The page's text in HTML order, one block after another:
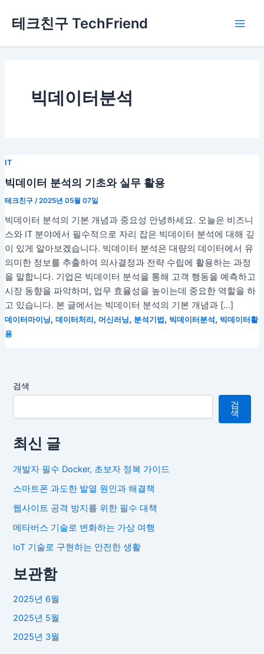
로
테크친구 TechFriend
빅데이터분석
IT
빅데이터 분석의 기초와 실무 활용
테크친구 /2025년 05월 07일
빅데이터 분석의 기본 개념과 중요성 안녕하세요. 오늘은 비즈니
스와 IT 분야에서 필수적으로 자리 잡은 빅데이터 분석에 대해 깊
이 있게 알아보겠습니다. 빅데이터 분석은 대량의 데이터에서 유
의미한 정보를 추출하여 의사결정과 전략 수립에 활용하는 과정
을 말합니다. 기업은 빅데이터 분석을 통해 고객 행동을 예측하고
시장 동향을 파악하며, 업무 효율성을 높이는데 중요한 역할을 하
고 있습니다. 본 글에서는 빅데이터 분석의 기본 개념과 […]
데이터마이닝, 데이터처리 , 머신러닝, 분석기법 , 빅데이터분석 , 빅데이터활
용
검색
검
색
최신 글
개발자 필수 Docker, 초보자 정복 가이드
스마트폰 과도한 발열 원인과 해결책
웹사이트 공격 방지를 위한 필수 대책
메타버스 기술로 변화하는 가상 여행
IoT 기술로 구현하는 안전한 생활
보관함
2025년 6월
2025년 5월
2025년 3월